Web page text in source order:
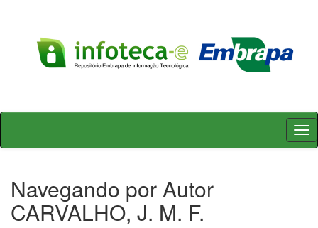
Skip
Navegando por Autor
CARVALHO, J. M. F.